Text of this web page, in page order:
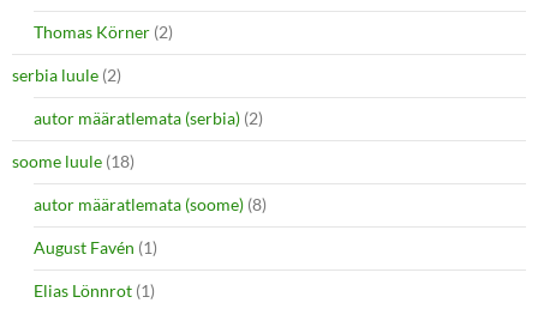
Thomas Körner (2)
serbia luule (2)
autor määratlemata (serbia) (2)
soome luule (18)
autor määratlemata (soome) (8)
August Favén (1)
Elias Lönnrot (1)